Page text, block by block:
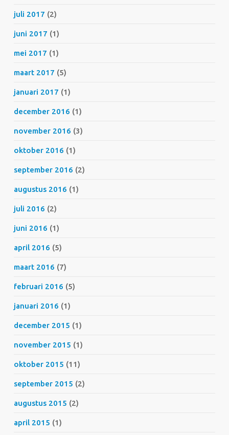
juli 2017 (2)
juni 2017 (1)
mei 2017 (1)
maart 2017 (5)
januari 2017 (1)
december 2016 (1)
november 2016 (3)
oktober 2016 (1)
september 2016 (2)
augustus 2016 (1)
juli 2016 (2)
juni 2016 (1)
april 2016 (5)
maart 2016 (7)
februari 2016 (5)
januari 2016 (1)
december 2015 (1)
november 2015 (1)
oktober 2015 (11)
september 2015 (2)
augustus 2015 (2)
april 2015 (1)